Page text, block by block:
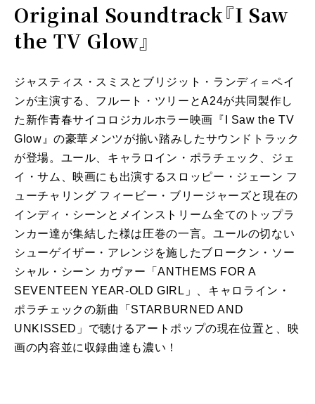
Original Soundtrack『I Saw
the TV Glow』
ジャスティス・スミスとブリジット・ランディ＝ペイ
ンが主演する、フルート・ツリーとA24が共同製作し
た新作青春サイコロジカルホラー映画『I Saw the TV
Glow』の豪華メンツが揃い踏みしたサウンドトラック
が登場。ユール、キャラロイン・ポラチェック、ジェ
イ・サム、映画にも出演するスロッピー・ジェーン フ
ューチャリング フィービー・ブリージャーズと現在の
インディ・シーンとメインストリーム全てのトップラ
ンカー達が集結した様は圧巻の一言。ユールの切ない
シューゲイザー・アレンジを施したブロークン・ソー
シャル・シーン カヴァー「ANTHEMS FOR A
SEVENTEEN YEAR-OLD GIRL」、キャロライン・
ポラチェックの新曲「STARBURNED AND
UNKISSED」で聴けるアートポップの現在位置と、映
画の内容並に収録曲達も濃い！